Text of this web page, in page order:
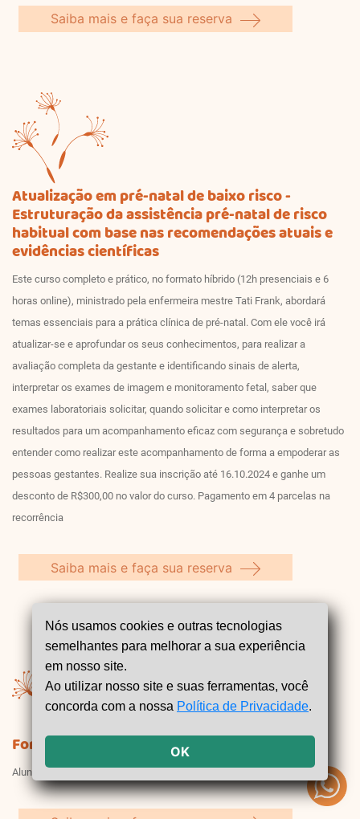
Saiba mais e faça sua reserva
Atualização em pré-natal de baixo risco -
Estruturação da assistência pré-natal de risco
habitual com base nas recomendações atuais e
evidências científicas
Este curso completo e prático, no formato híbrido (12h presenciais e 6
horas online), ministrado pela enfermeira mestre Tati Frank, abordará
temas essenciais para a prática clínica de pré-natal. Com ele você irá
atualizar-se e aprofundar os seus conhecimentos, para realizar a
avaliação completa da gestante e identificando sinais de alerta,
interpretar os exames de imagem e monitoramento fetal, saber que
exames laboratoriais solicitar, quando solicitar e como interpretar os
resultados para um acompanhamento eficaz com segurança e sobretudo
entender como realizar este acompanhamento de forma a empoderar as
pessoas gestantes. Realize sua inscrição até 16.10.2024 e ganhe um
desconto de R$300,00 no valor do curso. Pagamento em 4 parcelas na
recorrência
Saiba mais e faça sua reserva
Formação de Doula
Alunos assinantes tem 20% de desconto em nossos cursos!
Nós usamos cookies e outras tecnologias
semelhantes para melhorar a sua experiência
em nosso site.
Ao utilizar nosso site e suas ferramentas, você
concorda com a nossa Política de Privacidade.
OK